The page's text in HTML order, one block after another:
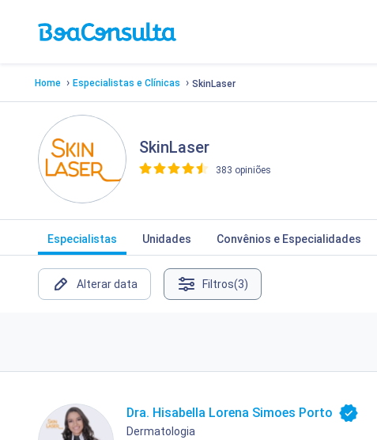
Home › Especialistas e Clínicas › SkinLaser
SkinLaser
383 opiniões
Especialistas Unidades Convênios e Especialidades
Alterar data Filtros(3)
Dra. Hisabella Lorena Simoes Porto
Dermatologia